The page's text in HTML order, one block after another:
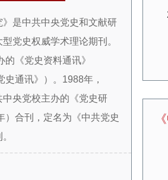
》是中共中央党史和文献研
党史权威学术理论期刊。
《党史资料通讯》
史通讯》）。1988年，
中央党校主办的《党史研
）合刊，定名为《中共党史
本刊始终坚持正确的政治方
持以学术为本，通过组织